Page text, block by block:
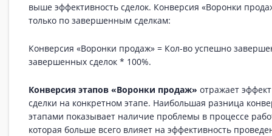
выше эффективность сделок. Конверсия «Воронки
только по завершенным сделкам:
Конверсия «Воронки продаж» = Кол-во успешно
завершенных сделок * 100%.
Конверсия этапов «Воронки продаж» отражает
сделки на конкретном этапе. Наибольшая разница
этапами показывает наличие проблемы в процессе
которая больше всего влияет на эффективность